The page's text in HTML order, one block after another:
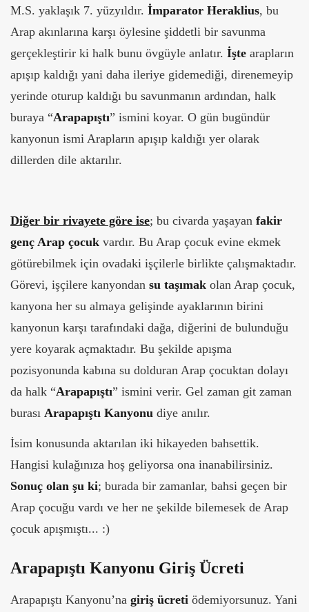
M.S. yaklaşık 7. yüzyıldır. İmparator Heraklius, bu
Arap akınlarına karşı öylesine şiddetli bir savunma
gerçekleştirir ki halk bunu övgüyle anlatır. İşte arapların
apışıp kaldığı yani daha ileriye gidemediği, direnemeyip
yerinde oturup kaldığı bu savunmanın ardından, halk
buraya “Arapapıştı” ismini koyar. O gün bugündür
kanyonun ismi Arapların apışıp kaldığı yer olarak
dillerden dile aktarılır.
Diğer bir rivayete göre ise; bu civarda yaşayan fakir
genç Arap çocuk vardır. Bu Arap çocuk evine ekmek
götürebilmek için ovadaki işçilerle birlikte çalışmaktadır.
Görevi, işçilere kanyondan su taşımak olan Arap çocuk,
kanyona her su almaya gelişinde ayaklarının birini
kanyonun karşı tarafındaki dağa, diğerini de bulunduğu
yere koyarak açmaktadır. Bu şekilde apışma
pozisyonunda kabına su dolduran Arap çocuktan dolayı
da halk “Arapapıştı” ismini verir. Gel zaman git zaman
burası Arapapıştı Kanyonu diye anılır.
İsim konusunda aktarılan iki hikayeden bahsettik.
Hangisi kulağınıza hoş geliyorsa ona inanabilirsiniz.
Sonuç olan şu ki; burada bir zamanlar, bahsi geçen bir
Arap çocuğu vardı ve her ne şekilde bilemesek de Arap
çocuk apışmıştı... :)
Arapapıştı Kanyonu Giriş Ücreti
Arapapıştı Kanyonu’na giriş ücreti ödemiyorsunuz. Yani